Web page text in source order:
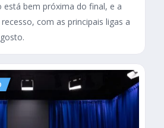
está bem próxima do final, e a
com as principais ligas a